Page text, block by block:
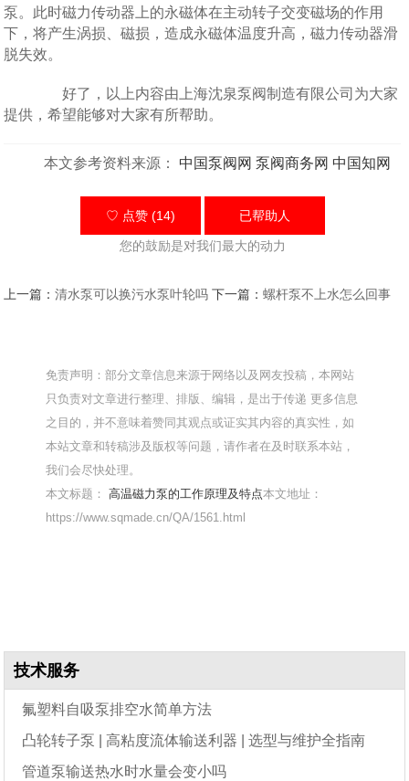
泵。此时磁力传动器上的永磁体在主动转子交变磁场的作用
下，将产生涡损、磁损，造成永磁体温度升高，磁力传动器滑
脱失效。
好了，以上内容由上海沈泉泵阀制造有限公司为大家
提供，希望能够对大家有所帮助。
本文参考资料来源： 中国泵阀网 泵阀商务网 中国知网
♡ 点赞 (14) 已帮助 人
您的鼓励是对我们最大的动力
上一篇：清水泵可以换污水泵叶轮吗 下一篇：螺杆泵不上水怎么回事
免责声明：部分文章信息来源于网络以及网友投稿，本网站
只负责对文章进行整理、排版、编辑，是出于传递 更多信息
之目的，并不意味着赞同其观点或证实其内容的真实性，如
本站文章和转稿涉及版权等问题，请作者在及时联系本站，
我们会尽快处理。
本文标题：高温磁力泵的工作原理及特点本文地址：
https://www.sqmade.cn/QA/1561.html
技术服务
氟塑料自吸泵排空水简单方法
凸轮转子泵 | 高粘度流体输送利器 | 选型与维护全指南
管道泵输送热水时水量会变小吗